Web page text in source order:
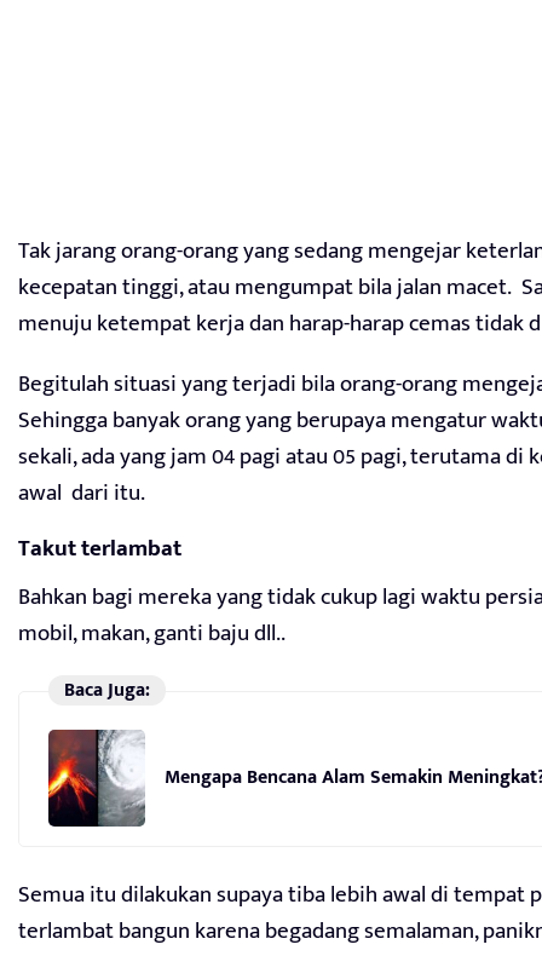
Tak jarang orang-orang yang sedang mengejar
kecepatan tinggi, atau mengumpat bila jalan macet.
menuju ketempat kerja dan harap-harap cemas tidak
Begitulah situasi yang terjadi bila orang-orang
Sehingga banyak orang yang berupaya mengatur
sekali, ada yang jam 04 pagi atau 05 pagi, terutama
awal dari itu.
Takut terlambat
Bahkan bagi mereka yang tidak cukup lagi waktu
mobil, makan, ganti baju dll..
Baca Juga:
Mengapa Bencana Alam Semakin
Semua itu dilakukan supaya tiba lebih awal di tempat
terlambat bangun karena begadang semalaman,